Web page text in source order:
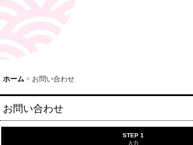
ホーム > お問い合わせ
お問い合わせ
STEP 1
入力